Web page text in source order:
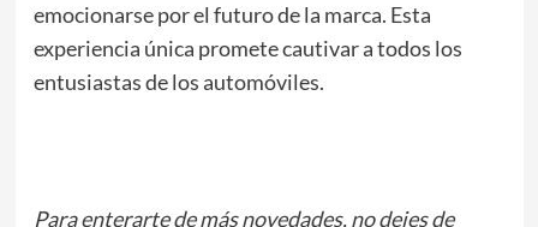
emocionarse por el futuro de la marca. Esta
experiencia única promete cautivar a todos los
entusiastas de los automóviles.
Para enterarte de más novedades, no dejes de